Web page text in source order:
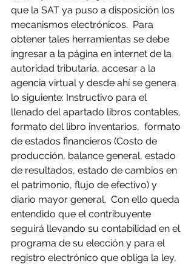
que la SAT ya puso a disposición los
mecanismos electrónicos.  Para
obtener tales herramientas se debe
ingresar a la página en internet de la
autoridad tributaria, accesar a la
agencia virtual y desde ahí se genera
lo siguiente: Instructivo para el
llenado del apartado libros contables,
formato del libro inventarios,  formato
de estados financieros (Costo de
producción, balance general, estado
de resultados, estado de cambios en
el patrimonio, flujo de efectivo) y
diario mayor general.  Con ello queda
entendido que el contribuyente
seguirá llevando su contabilidad en el
programa de su elección y para el
registro electrónico que obliga la ley,